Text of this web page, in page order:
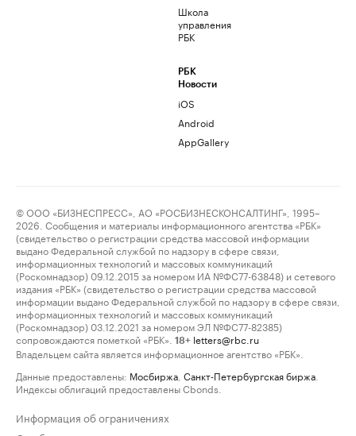
Школа
управления
РБК
РБК
Новости
iOS
Android
AppGallery
© ООО «БИЗНЕСПРЕСС», АО «РОСБИЗНЕСКОНСАЛТИНГ», 1995–
2026. Сообщения и материалы информационного агентства «РБК»
(свидетельство о регистрации средства массовой информации
выдано Федеральной службой по надзору в сфере связи,
информационных технологий и массовых коммуникаций
(Роскомнадзор) 09.12.2015 за номером ИА №ФС77-63848) и сетевого
издания «РБК» (свидетельство о регистрации средства массовой
информации выдано Федеральной службой по надзору в сфере связи,
информационных технологий и массовых коммуникаций
(Роскомнадзор) 03.12.2021 за номером ЭЛ №ФС77-82385)
сопровождаются пометкой «РБК».
18+ letters@rbc.ru
Владельцем сайта является информационное агентство «РБК».
Данные предоставлены: Мосбиржа Санкт-Петербургская биржа
Индексы облигаций предоставлены Cbonds.
Информация об ограничениях